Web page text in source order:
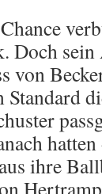
Doch
von
Standard
ihre